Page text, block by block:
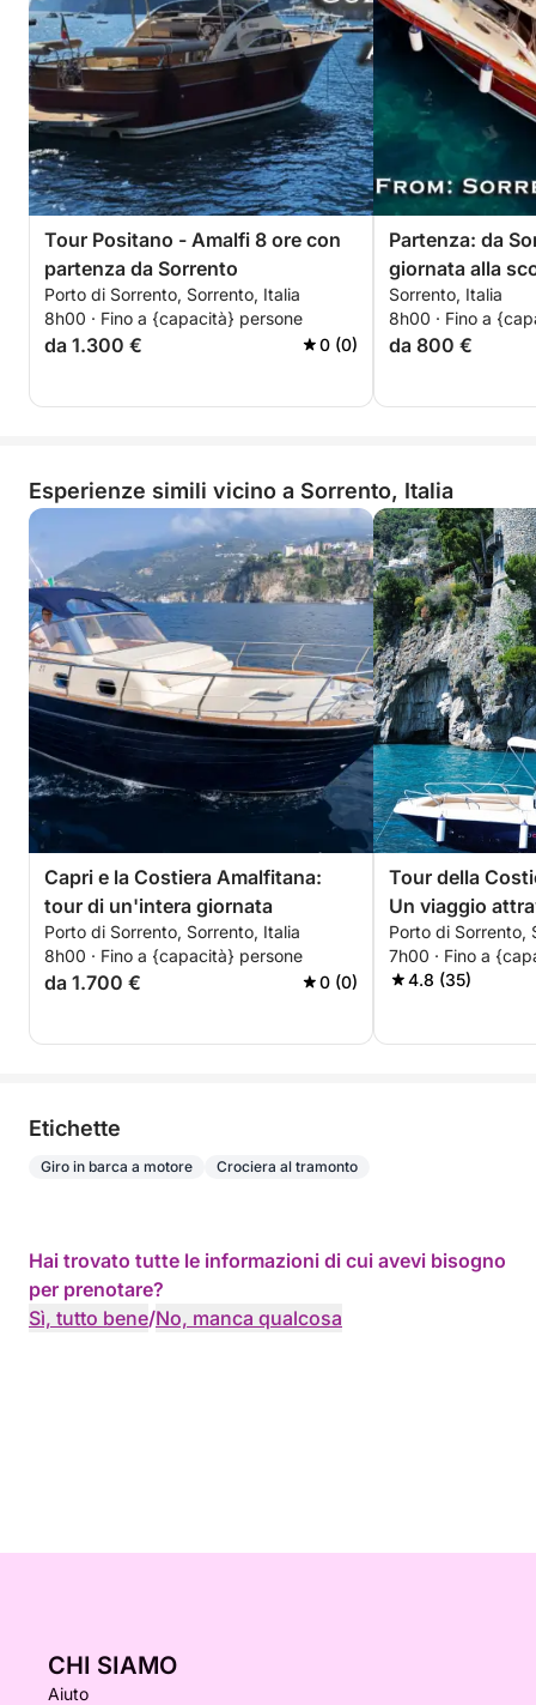
Tour Positano - Amalfi 8 ore con
partenza da Sorrento
Porto di Sorrento, Sorrento, Italia
8h00 · Fino a {capacità} persone
da 1.300 € 0 (0)
Partenza: da
giornata alla
Sorrento, Italia
8h00 · Fino a
da 800 €
Esperienze simili vicino a Sorrento, Italia
Capri e la Costiera Amalfitana:
tour di un'intera giornata
Porto di Sorrento, Sorrento, Italia
8h00 · Fino a {capacità} persone
da 1.700 € 0 (0)
Tour della
Un viaggio
senza tempo
Porto di Sorrento,
7h00 · Fino a
4.8 (35)
Etichette
Giro in barca a motore Crociera al tramonto
Hai trovato tutte le informazioni di cui avevi bisogno
per prenotare?
Sì, tutto bene/No, manca qualcosa
CHI SIAMO
Aiuto